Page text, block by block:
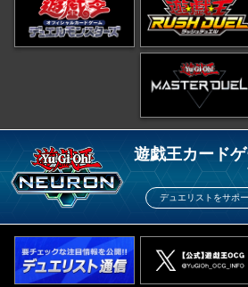
遊戯王カード
デュエリストをサポ